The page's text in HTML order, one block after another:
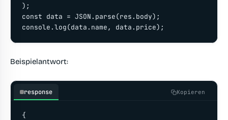
);
const data = JSON.parse(res.body);
console.log(data.name, data.price);
Beispielantwort:
response Kopieren
{